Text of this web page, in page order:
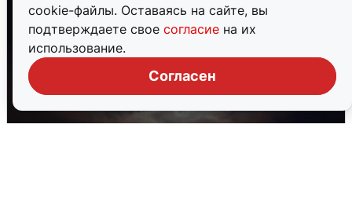
cookie-файлы. Оставаясь на сайте, вы
подтверждаете свое согласие на их
использование.
Согласен